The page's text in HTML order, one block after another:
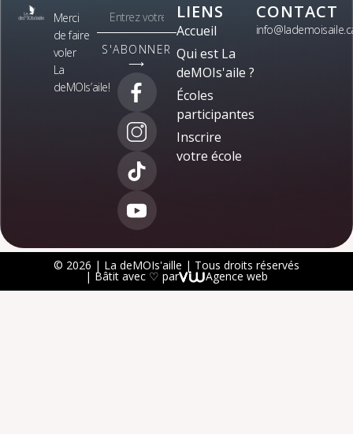
Merci
de faire
voler
La
deMOIs’aile!
S'ABONNER
⟶
LIENS
Accueil
Qui est La
deMOIs'aile ?
Écoles
participantes
Inscrire
votre école
CONTACT
© 2026 | La deMOIs'aille | Tous droits réservés
| Bâtit avec ♡ par Agence web